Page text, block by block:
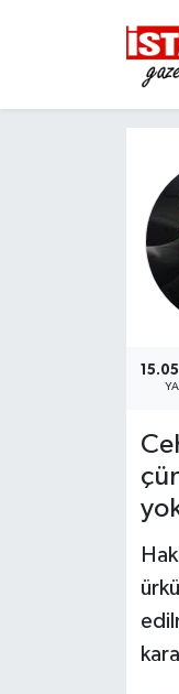
MAGAZİN
OTOMOBİL
KURUMSAL
Nöbetçi
Trafik
Süper Lig
Tüm
Son Dakika